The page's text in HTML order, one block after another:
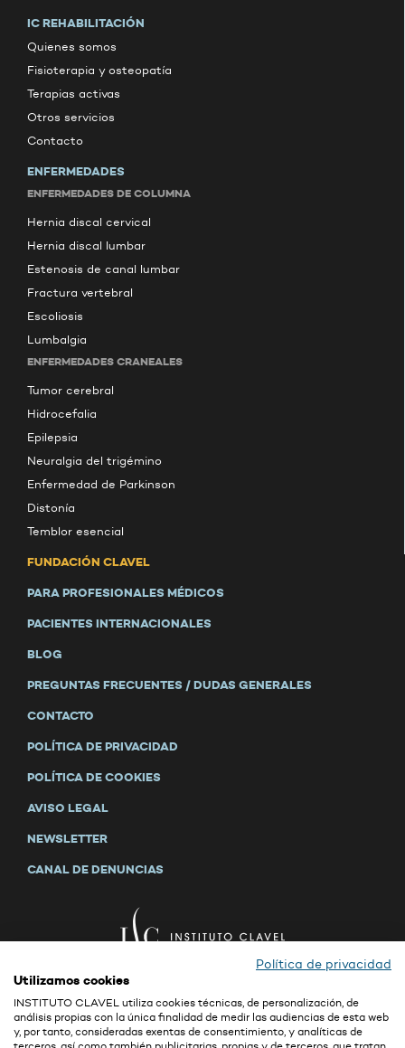
IC REHABILITACIÓN
Quienes somos
Fisioterapia y osteopatía
Terapias activas
Otros servicios
Contacto
ENFERMEDADES
ENFERMEDADES DE COLUMNA
Hernia discal cervical
Hernia discal lumbar
Estenosis de canal lumbar
Fractura vertebral
Escoliosis
Lumbalgia
ENFERMEDADES CRANEALES
Tumor cerebral
Hidrocefalia
Epilepsia
Neuralgia del trigémino
Enfermedad de Parkinson
Distonía
Temblor esencial
FUNDACIÓN CLAVEL
PARA PROFESIONALES MÉDICOS
PACIENTES INTERNACIONALES
BLOG
PREGUNTAS FRECUENTES / DUDAS GENERALES
CONTACTO
POLÍTICA DE PRIVACIDAD
POLÍTICA DE COOKIES
AVISO LEGAL
NEWSLETTER
CANAL DE DENUNCIAS
La confidencialidad y la seguridad son valores primordiales de GRUPO CLAVEL
Política de privacidad
Utilizamos cookies
INSTITUTO CLAVEL utiliza cookies técnicas, de personalización, de
análisis propias con la única finalidad de medir las audiencias de esta web
y, por tanto, consideradas exentas de consentimiento, y analíticas de